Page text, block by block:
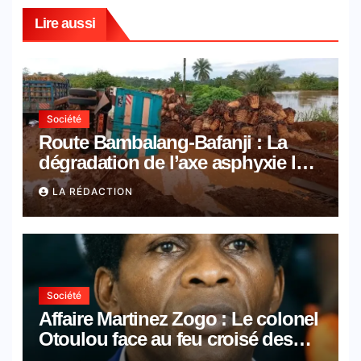
Lire aussi
Société
Route Bambalang-Bafanji : La
dégradation de l’axe asphyxie les
activités économiques
LA RÉDACTION
Société
Affaire Martinez Zogo : Le colonel
Otoulou face au feu croisé des